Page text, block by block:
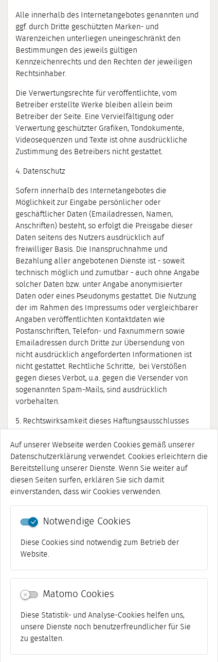
Auf unserer Webseite werden Cookies gemäß unserer
Datenschutzerklärung verwendet. Cookies erleichtern die
Bereitstellung unserer Dienste. Wenn Sie weiter auf
diesen Seiten surfen, erklären Sie sich damit
einverstanden, dass wir Cookies verwenden.
Notwendige Cookies
Diese Cookies sind notwendig zum Betrieb der
Website.
Matomo Cookies
Diese Statistik- und Analyse-Cookies helfen uns,
unsere Dienste noch benutzerfreundlicher für Sie
zu gestalten.
Alle innerhalb des Internetangebotes genannten und
ggf. durch Dritte geschützten Marken- und
Warenzeichen unterliegen uneingeschränkt den
Bestimmungen des jeweils gültigen
Kennzeichenrechts und den Rechten der jeweiligen
Rechtsinhaber.
Die Verwertungsrechte für veröffentlichte, vom
Betreiber erstellte Werke bleiben allein beim
Betreiber der Seite. Eine Vervielfältigung oder
Verwertung geschützter Grafiken, Tondokumente,
Videosequenzen und Texte ist ohne ausdrückliche
Zustimmung des Betreibers nicht gestattet.
4. Datenschutz
Sofern innerhalb des Internetangebotes die
Möglichkeit zur Eingabe persönlicher oder
geschäftlicher Daten (Emailadressen, Namen,
Anschriften) besteht, so erfolgt die Preisgabe dieser
Daten seitens des Nutzers ausdrücklich auf
freiwilliger Basis. Die Inanspruchnahme und
Bezahlung aller angebotenen Dienste ist - soweit
technisch möglich und zumutbar - auch ohne Angabe
solcher Daten bzw. unter Angabe anonymisierter
Daten oder eines Pseudonyms gestattet. Die Nutzung
der im Rahmen des Impressums oder vergleichbarer
Angaben veröffentlichten Kontaktdaten wie
Postanschriften, Telefon- und Faxnummern sowie
Emailadressen durch Dritte zur Übersendung von
nicht ausdrücklich angeforderten Informationen ist
nicht gestattet. Rechtliche Schritte, bei Verstößen
gegen dieses Verbot, u.a. gegen die Versender von
sogenannten Spam-Mails, sind ausdrücklich
vorbehalten.
5. Rechtswirksamkeit dieses Haftungsausschlusses
Dieser Haftungsausschluss ist als Teil des
Internetangebotes zu betrachten, von dem aus auf
diese Seite verwiesen wurde. Sofern Teile oder
einzelne Formulierungen dieses Textes der geltenden
Rechtslage nicht, nicht mehr oder nicht vollständig
davon unberührt.